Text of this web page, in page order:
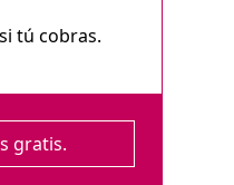
tú cobras.
gratis.